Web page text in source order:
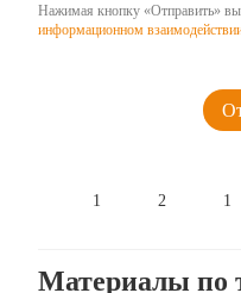
Нажимая кнопку «Отправить» вы
информационном
1 2 1
Материалы по